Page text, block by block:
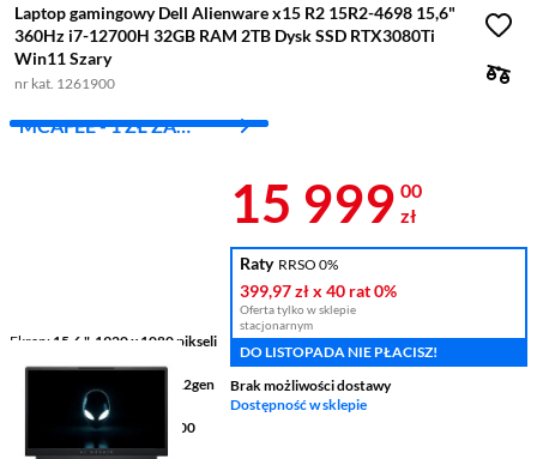
Laptop gamingowy Dell Alienware x15 R2 15R2-4698 15,6"
360Hz i7-12700H 32GB RAM 2TB Dysk SSD RTX3080Ti
Win11 Szary
nr kat. 1261900
MCAFEE - 1 ZŁ ZA
Ekran 15,6 ", 1920 x 1080 pikseli
Intel® Core™ i7 12gen
32 GB LPDDR5 5200
Mhz RAM
Cena 15 999
15 999 00
zł
Raty RRSO 0%
399,97 złx 40 rat0%
Oferta tylko w sklepie
stacjonarnym
DO LISTOPADA NIE PŁACISZ!
Brak możliwości dostawy
Dostępność w sklepie